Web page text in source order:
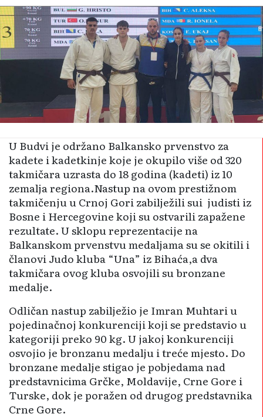
U Budvi je održano Balkansko prvenstvo za
kadete i kadetkinje koje je okupilo više od 320
takmičara uzrasta do 18 godina (kadeti) iz 10
zemalja regiona.Nastup na ovom prestižnom
takmičenju u Crnoj Gori zabilježili sui judisti iz
Bosne i Hercegovine koji su ostvarili zapažene
rezultate. U sklopu reprezentacije na
Balkanskom prvenstvu medaljama su se okitili i
članovi Judo kluba “Una” iz Bihaća,a dva
takmičara ovog kluba osvojili su bronzane
medalje.
Odličan nastup zabilježio je Imran Muhtari u
pojedinačnoj konkurenciji koji se predstavio u
kategoriji preko 90 kg. U jakoj konkurenciji
osvojio je bronzanu medalju i treće mjesto. Do
bronzane medalje stigao je pobjedama nad
predstavnicima Grčke, Moldavije, Crne Gore i
Turske, dok je poražen od drugog predstavnika
Crne Gore.